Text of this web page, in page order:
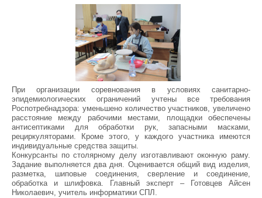
При организации соревнования в условиях санитарно-
эпидемиологических ограничений учтены все требования
Роспотребнадзора: уменьшено количество участников, увеличено
расстояние между рабочими местами, площадки обеспечены
антисептиками для обработки рук, запасными масками,
рециркуляторами. Кроме этого, у каждого участника имеются
индивидуальные средства защиты.
Конкурсанты по столярному делу изготавливают оконную раму.
Задание выполняется два дня. Оценивается общий вид изделия,
разметка, шиповые соединения, сверление и соединение,
обработка и шлифовка. Главный эксперт – Готовцев Айсен
Николаевич, учитель информатики СПЛ.